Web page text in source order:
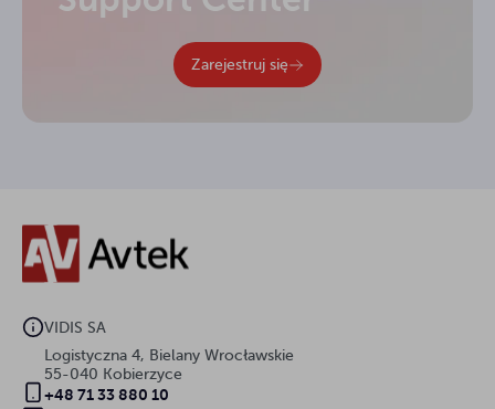
Zarejestruj się
VIDIS SA
Logistyczna 4, Bielany Wrocławskie
55-040 Kobierzyce
+48 71 33 880 10